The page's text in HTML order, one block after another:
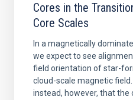
Cores in the
Core Scales
In a magnetically
we expect to see
field orientation of star-
cloud-scale magnetic
instead, however, that the